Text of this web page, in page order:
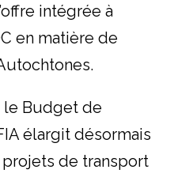
intégrée à
en matière de
le Budget de
élargit désormais
de transport